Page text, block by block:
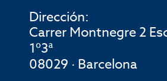
Dirección:
Carrer Montnegre 2
1º3ª
08029 · Barcelona